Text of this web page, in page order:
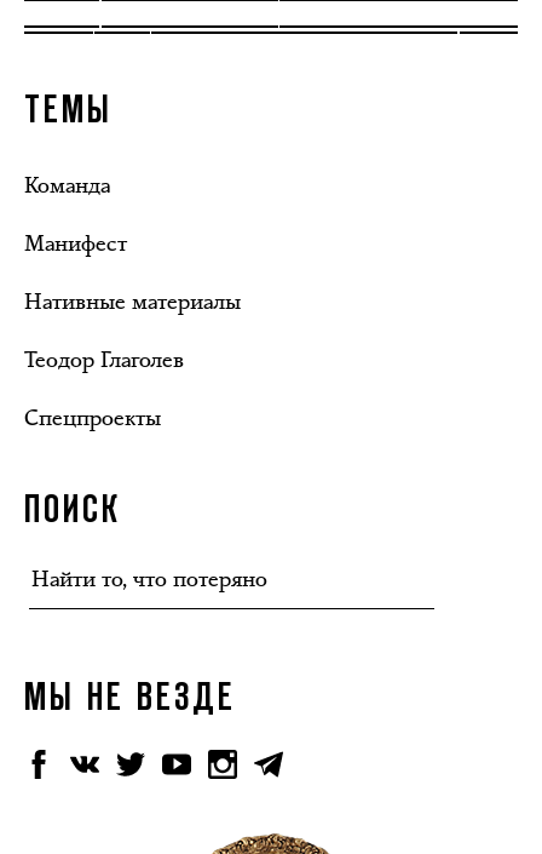
ТЕМЫ
Команда
Манифест
Нативные материалы
Теодор Глаголев
Спецпроекты
ПОИСК
МЫ НЕ ВЕЗДЕ